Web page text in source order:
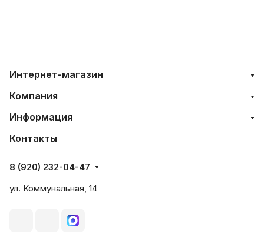
Интернет-магазин
Компания
Информация
Контакты
8 (920) 232-04-47
ул. Коммунальная, 14